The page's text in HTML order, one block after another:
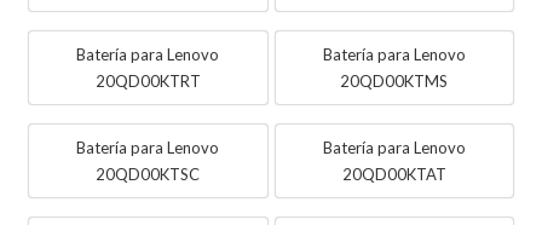
Batería para Lenovo
20QD00KTRT
Batería para Lenovo
20QD00KTMS
Batería para Lenovo
20QD00KTSC
Batería para Lenovo
20QD00KTAT